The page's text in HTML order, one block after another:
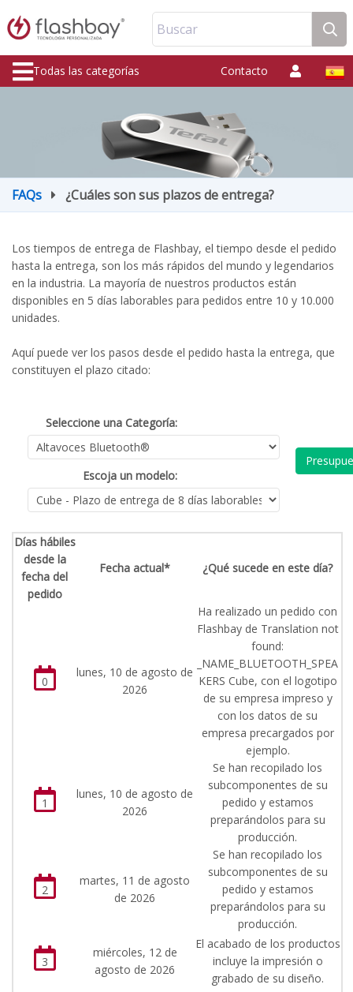
Buscar
Todas las categorías Contacto
FAQs ¿Cuáles son sus plazos de entrega?
Los tiempos de entrega de Flashbay, el tiempo desde el pedido
hasta la entrega, son los más rápidos del mundo y legendarios
en la industria. La mayoría de nuestros productos están
disponibles en 5 días laborables para pedidos entre 10 y 10.000
unidades.
Aquí puede ver los pasos desde el pedido hasta la entrega, que
constituyen el plazo citado:
Seleccione una Categoría:
Escoja un modelo:
Días hábiles
desde la
fecha del
pedido
Fecha actual* ¿Qué sucede en este día?
0
lunes, 10 de agosto de
2026
Ha realizado un pedido con
Flashbay de Translation not
found:
_NAME_BLUETOOTH_SPEA
KERS Cube, con el logotipo
de su empresa impreso y
con los datos de su
empresa precargados por
ejemplo.
1
lunes, 10 de agosto de
2026
Se han recopilado los
subcomponentes de su
pedido y estamos
preparándolos para su
producción.
2
martes, 11 de agosto
de 2026
Se han recopilado los
subcomponentes de su
pedido y estamos
preparándolos para su
producción.
3
miércoles, 12 de
agosto de 2026
El acabado de los productos
incluye la impresión o
grabado de su diseño.